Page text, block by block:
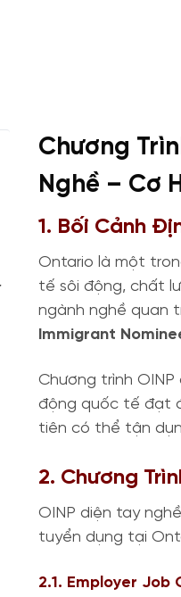
Chương
Nghề – Cơ
1. Bối Cảnh
Ontario là một
tế sôi động, chất
ngành nghề quan
Immigrant
Chương trình
động quốc tế đạt
tiên có thể tận
2. Chương
OINP diện tay
tuyển dụng tại
2.1. Employer Job